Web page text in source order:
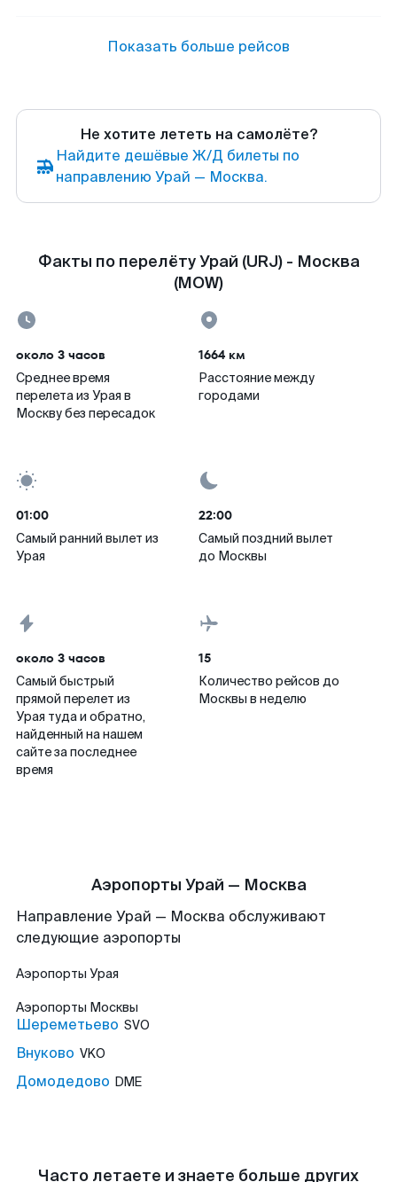
Показать больше рейсов
Не хотите лететь на самолёте?
Найдите дешёвые Ж/Д билеты по
направлению Урай — Москва.
Факты по перелёту Урай (URJ) - Москва
(MOW)
около 3 часов
Среднее время
перелета из Урая в
Москву без пересадок
1664 км
Расстояние между
городами
01:00
Самый ранний вылет из
Урая
22:00
Самый поздний вылет
до Москвы
около 3 часов
Самый быстрый
прямой перелет из
Урая туда и обратно,
найденный на нашем
сайте за последнее
время
15
Количество рейсов до
Москвы в неделю
Аэропорты Урай — Москва
Направление Урай — Москва обслуживают
следующие аэропорты
Аэропорты Урая
Аэропорты Москвы
Шереметьево SVO
Внуково VKO
Домодедово DME
Часто летаете и знаете больше других